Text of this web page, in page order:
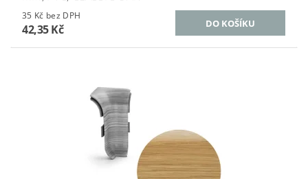
35 Kč bez DPH
42,35 Kč